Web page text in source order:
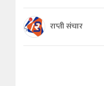
राप्ती संचार